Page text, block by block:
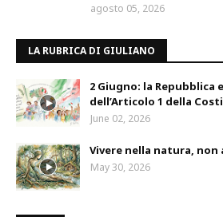
agosto 05, 2026
LA RUBRICA DI GIULIANO
2 Giugno: la
dell’Articolo 1 della
June 02, 2026
Vivere nella natura,
May 30, 2026